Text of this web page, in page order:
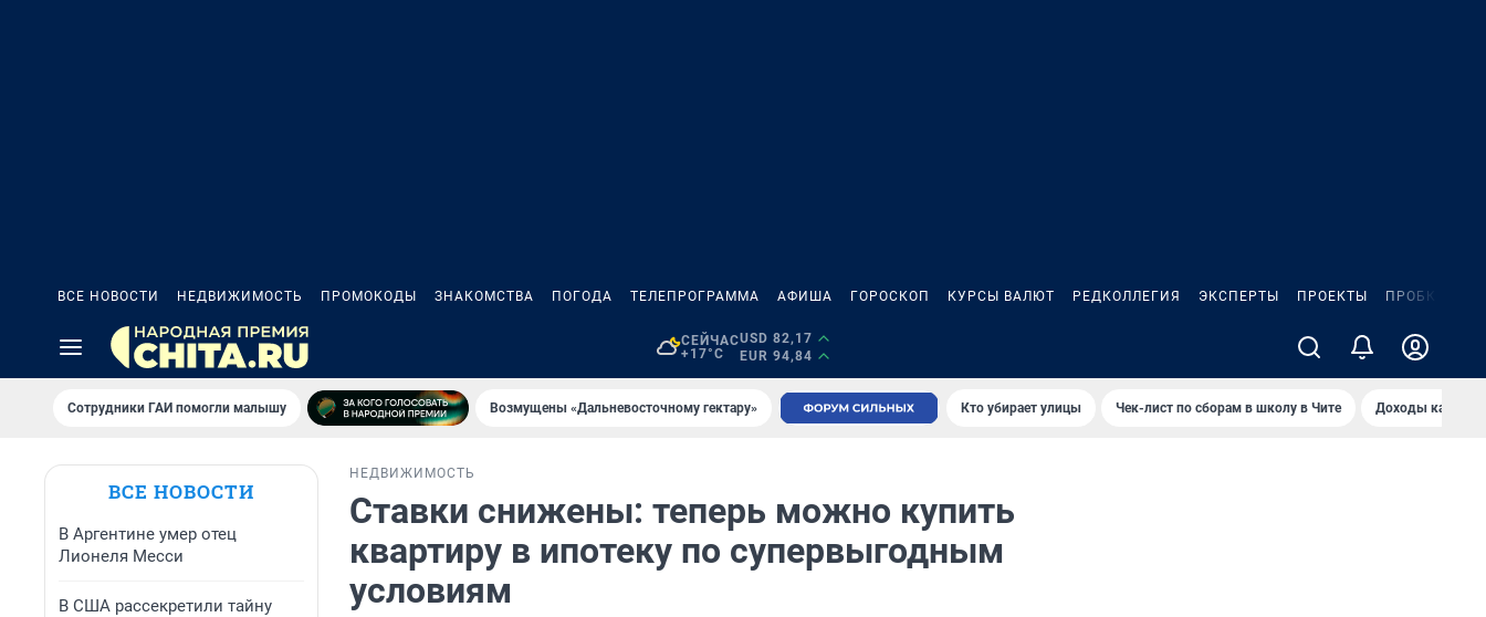
ВСЕ НОВОСТИ НЕДВИЖИМОСТЬ ПРОМОКОДЫ ЗНАКОМСТВА ПОГОДА ТЕЛЕПРОГРАММА АФИША ГОРОСКОП КУРСЫ ВАЛЮТ РЕДКОЛЛЕГИЯ ЭКСПЕРТЫ ПРОЕКТЫ ПРОБКИ
СЕЙЧАС
+17°C
USD 82,17
EUR 94,84
Сотрудники ГАИ помогли малышу Возмущены «Дальневосточному гектару» Кто убирает улицы Чек-лист по сборам в школу в Чите Доходы
ВСЕ НОВОСТИ
В Аргентине умер отец
Лионеля Месси
В США рассекретили тайну
НЕДВИЖИМОСТЬ
Ставки снижены: теперь можно купить
квартиру в ипотеку по супервыгодным
условиям